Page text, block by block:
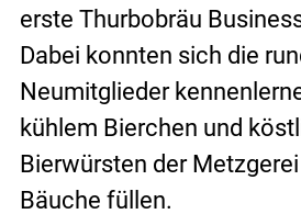
erste Thurbobräu
Dabei konnten sich die
Neumitglieder
kühlem Bierchen und
Bierwürsten der
Bäuche füllen.